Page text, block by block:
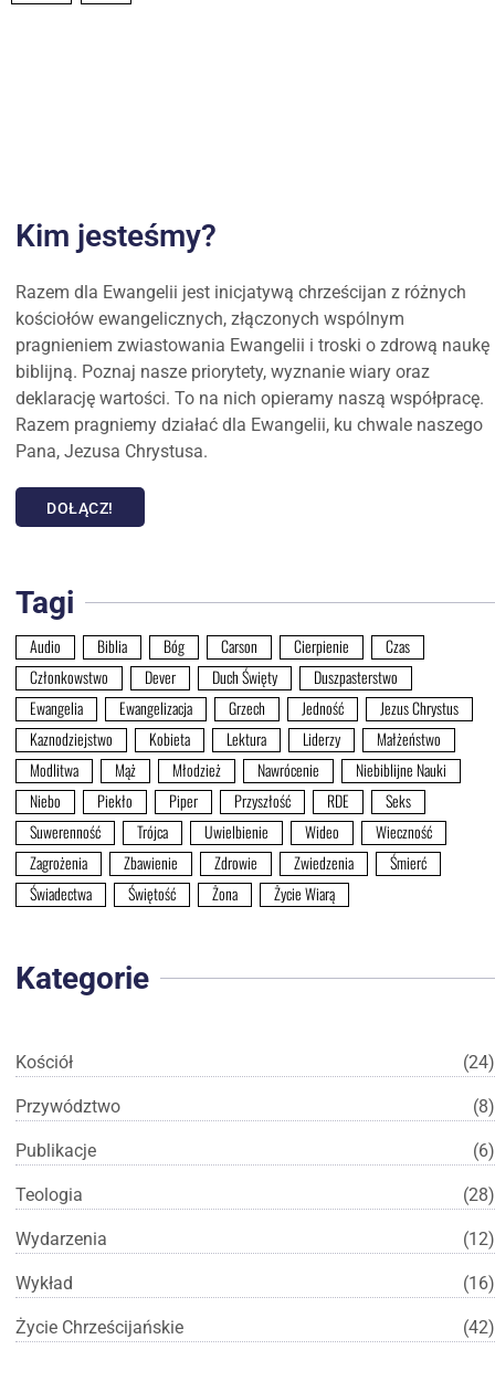
Kim jesteśmy?
Razem dla Ewangelii jest inicjatywą chrześcijan z różnych
kościołów ewangelicznych, złączonych wspólnym
pragnieniem zwiastowania Ewangelii i troski o zdrową naukę
biblijną. Poznaj nasze priorytety, wyznanie wiary oraz
deklarację wartości. To na nich opieramy naszą współpracę.
Razem pragniemy działać dla Ewangelii, ku chwale naszego
Pana, Jezusa Chrystusa.
DOŁĄCZ!
Tagi
Audio Biblia Bóg Carson Cierpienie
Czas
Członkowstwo
Dever Duch Święty
Duszpasterstwo
Ewangelia
Ewangelizacja Grzech Jedność
Jezus Chrystus
Kaznodziejstwo
Kobieta Lektura Liderzy
Małżeństwo
Modlitwa
Mąż Młodzież Nawrócenie
Niebiblijne Nauki
Niebo
Piekło Piper Przyszłość RDE
Seks
Suwerenność
Trójca Uwielbienie Wideo
Wieczność
Zagrożenia
Zbawienie Zdrowie Zwiedzenia
Śmierć
Świadectwa
Świętość Żona Życie Wiarą
Kategorie
Kościół (24)
Przywództwo (8)
Publikacje (6)
Teologia (28)
Wydarzenia (12)
Wykład (16)
Życie Chrześcijańskie (42)